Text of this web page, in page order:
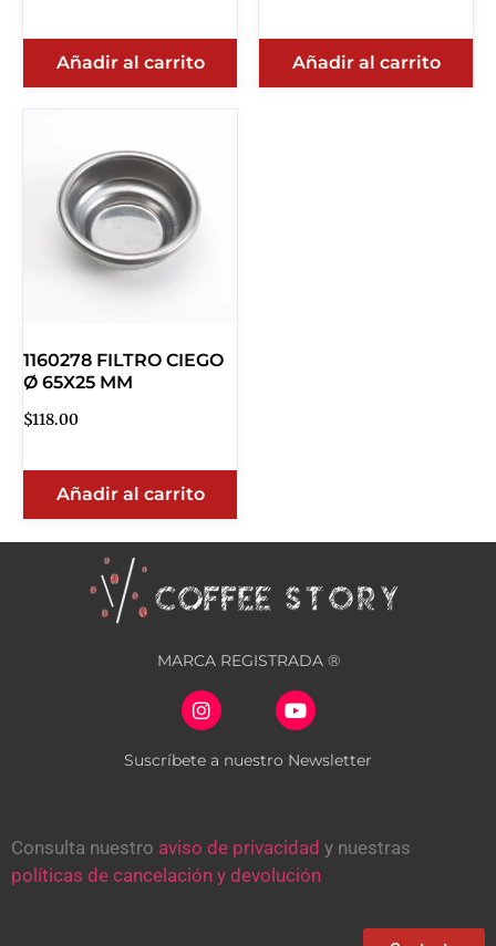
Añadir al carrito Añadir al carrito
1160278 FILTRO CIEGO
Ø 65X25 MM
$118.00
Añadir al carrito
MARCA REGISTRADA ®
Suscríbete a nuestro Newsletter
Consulta nuestro aviso de privacidad y nuestras
políticas de cancelación y devolución